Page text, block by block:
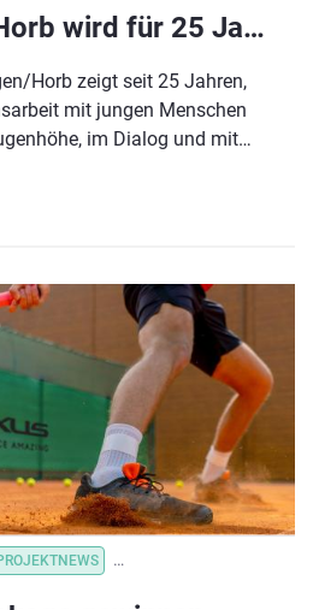
TC Dettingen/Horb wird für 25 Jahre Kinderrechte im Verein ausgezeichnet
Horb zeigt seit 25 Jahren,
mit jungen Menschen
im Dialog und mit
Bedürfnisse der nächsten
Deutschen Olympischen
am 22. Mai 2025 in
VEREINSORGANISATION